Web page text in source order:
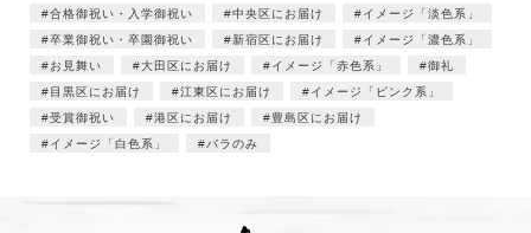
合格御祝い・入学御祝い
中央区にお届け
イメージ「淡色系」
卒業御祝い・卒園御祝い
新宿区にお届け
イメージ「濃色系」
お見舞い
大田区にお届け イメージ「赤色系」
御礼
目黒区にお届け
江東区にお届け
イメージ「ピンク系」
受賞御祝い
港区にお届け
豊島区にお届け
イメージ「白色系」
バラのみ